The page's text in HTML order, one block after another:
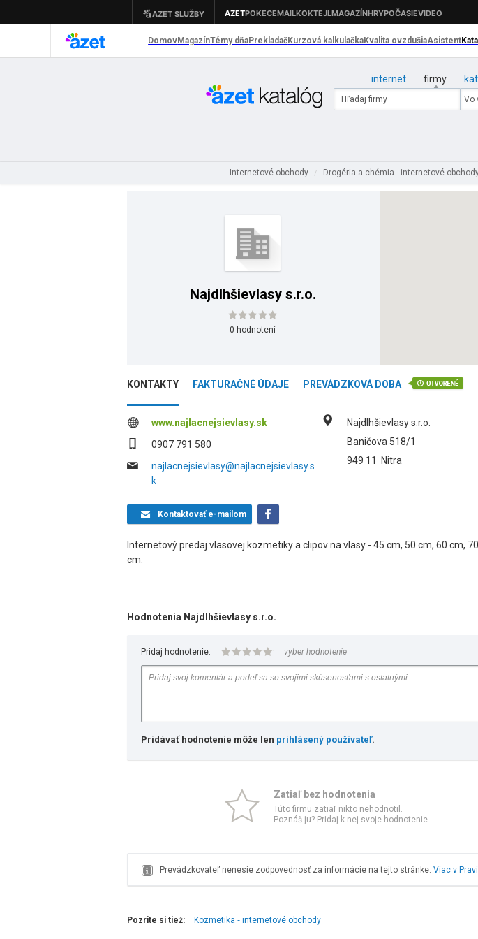
internet firmy
Internetové obchody / Drogéria a chémia - internetové
Najdlhšievlasy s.r.o.
0 hodnotení
KONTAKTY FAKTURAČNÉ ÚDAJE PREVÁDZKOVÁ DOBA
www.najlacnejsievlasy.sk
0907 791 580
najlacnejsievlasy@najlacnejsievlasy.s
k
Najdlhšievlasy s.r.o.
Baničova 518/1
949 11
Nitra
Kontaktovaťe-mailom
Internetový predaj vlasovej kozmetiky a clipov na vlasy - 45 cm, 50 cm, 60 cm,
cm.
Hodnotenia Najdlhšievlasy s.r.o.
Pridaj hodnotenie: vyber hodnotenie
Pridávať hodnotenie môže len prihlásený používateľ.
Zatiaľ bez hodnotenia
Túto firmu zatiaľ nikto nehodnotil.
Poznáš ju? Pridaj k nej svoje hodnotenie.
Prevádzkovateľ nenesie zodpovednosť za informácie na tejto stránke. Viac v
Pozrite si tiež: Kozmetika ‑ internetové obchody